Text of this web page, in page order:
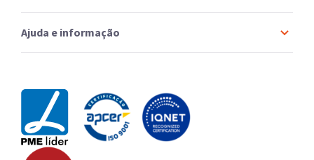
Ajuda e informação